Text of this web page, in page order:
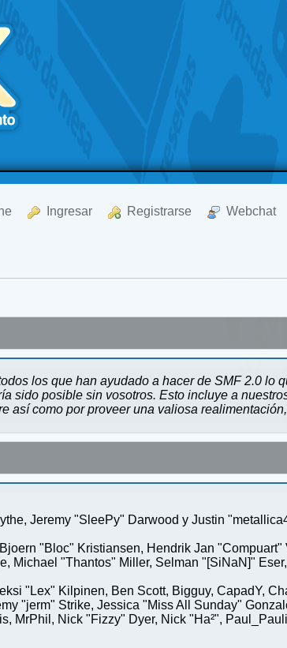
Ingresar Registrarse Webchat
los que han ayudado a hacer de SMF 2.0 lo
sido posible sin vosotros. Esto incluye a
así como por proveer una valiosa
Jeremy "SleePy" Darwood y Justin
"Bloc" Kristiansen, Hendrik Jan
Michael "Thantos" Miller, Selman "[SiNaN]"
"Lex" Kilpinen, Ben Scott, Bigguy, CapadY,
"jerm" Strike, Jessica "Miss All Sunday"
MrPhil, Nick "Fizzy" Dyer, Nick "Ha²",